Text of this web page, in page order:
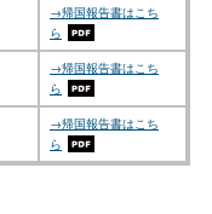
→帰国報告書はこち
ら
→帰国報告書はこち
ら
→帰国報告書はこち
ら